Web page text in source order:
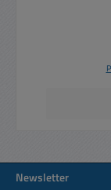
Newsletter